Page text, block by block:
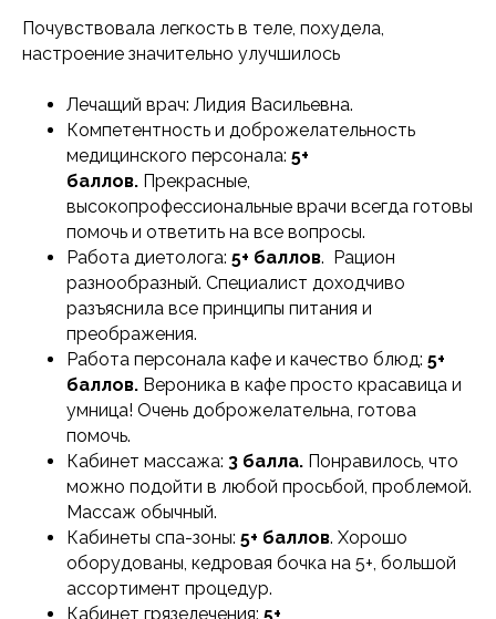
Почувствовала легкость в теле, похудела,
настроение значительно улучшилось
Лечащий врач: Лидия Васильевна.
Компетентность и доброжелательность
медицинского персонала: 5+
баллов. Прекрасные,
высокопрофессиональные врачи всегда готовы
помочь и ответить на все вопросы.
Работа диетолога: 5+ баллов. Рацион
разнообразный. Специалист доходчиво
разъяснила все принципы питания и
преображения.
Работа персонала кафе и качество блюд: 5+
баллов. Вероника в кафе просто красавица и
умница! Очень доброжелательна, готова
помочь.
Кабинет массажа: 3 балла. Понравилось, что
можно подойти в любой просьбой, проблемой.
Массаж обычный.
Кабинеты спа-зоны: 5+ баллов. Хорошо
оборудованы, кедровая бочка на 5+, большой
ассортимент процедур.
Кабинет грязелечения: 5+